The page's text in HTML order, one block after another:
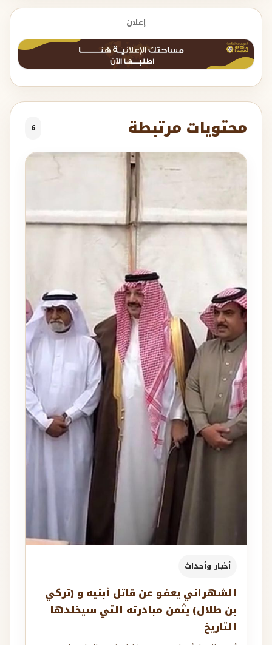
إعلان
محتويات مرتبطة 6
أخبار وأحداث
الشهراني يعفو عن قاتل أبنيه و (تركي
بن طلال) يثمن مبادرته التي سيخلدها
التاريخ